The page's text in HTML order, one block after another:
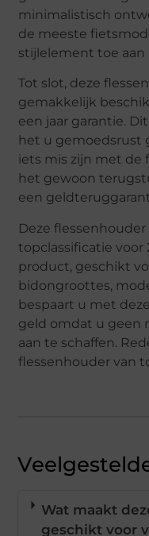
minimalistisch
de meeste
stijlelement toe aan
Tot slot, deze
gemakkelijk
een jaar garantie.
het u gemoedsrust
iets mis zijn met de
het gewoon
een
Deze
topclassificatie voor
product, geschikt
bidongroottes,
bespaart u met
geld omdat u geen
aan te schaffen.
flessenhouder van
Wat maakt
geschikt voor